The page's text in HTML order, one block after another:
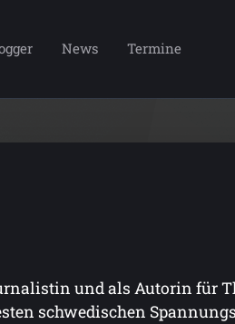
News Termine
und als Autorin für
schwedischen